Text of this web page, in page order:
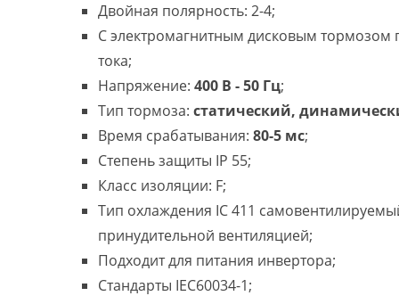
Двойная полярность: 2-4;
С электромагнитным дисковым тормозом
тока;
Напряжение: 400 В - 50 Гц;
Тип тормоза: статический,
Время срабатывания: 80-5 мс;
Степень защиты IP 55;
Класс изоляции: F;
Тип охлаждения IC 411
принудительной вентиляцией;
Подходит для питания инвертора;
Стандарты IEC60034-1;